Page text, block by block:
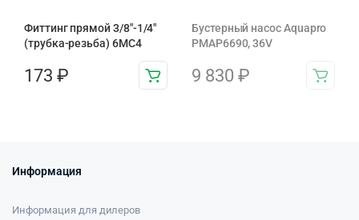
Фиттинг прямой 3/8"-1/4"
(трубка-резьба) 6MC4
173 ₽
Бустерный насос Aquapro
PMAP6690, 36V
9 830 ₽
Информация
Информация для дилеров